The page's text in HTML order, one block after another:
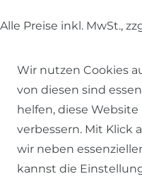
Alle Preise inkl. MwSt.,
Impressum
Wir nutzen Cookies
von diesen sind
helfen, diese
verbessern. Mit Klick
wir neben
kannst die